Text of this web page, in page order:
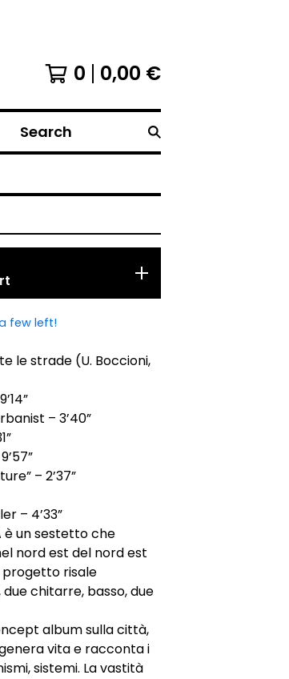
0 0,00 €
Search
few left!
le strade (U. Boccioni,
– 3’40”
– 2’37”
– 4’33”
è un sestetto che
nord est del nord est
progetto risale
due chitarre, basso, due
album sulla città,
vita e racconta i
sistemi. La vastità